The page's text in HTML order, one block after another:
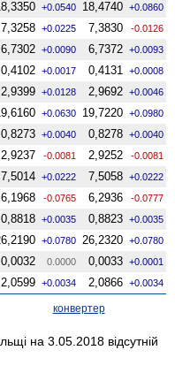
+0.0540 18,4740 +0.0860
7,3258 +0.0225 7,3830 -0.0126
6,7302 +0.0090 6,7372 +0.0093
0,4102 +0.0017 0,4131 +0.0008
2,9399 +0.0128 2,9692 +0.0046
+0.0630 19,7220 +0.0980
0,8273 +0.0040 0,8278 +0.0040
2,9237 -0.0081 2,9252 -0.0081
7,5014 +0.0222 7,5058 +0.0222
6,1968 -0.0765 6,2936 -0.0777
0,8818 +0.0035 0,8823 +0.0035
+0.0780 26,2320 +0.0780
0,0032 0.0000 0,0033 +0.0001
2,0599 +0.0034 2,0866 +0.0034
конвертер
на 3.05.2018 відсутній